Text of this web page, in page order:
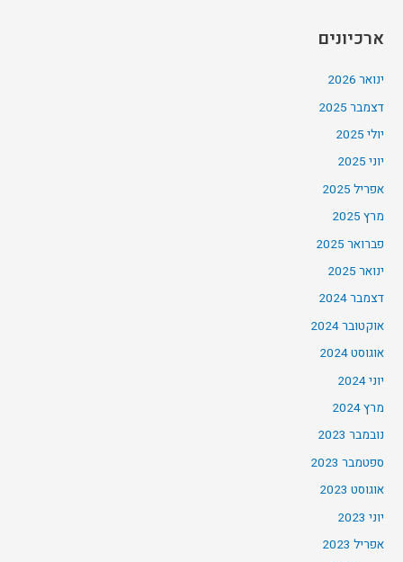
ארכיונים
ינואר 2026
דצמבר 2025
יולי 2025
יוני 2025
אפריל 2025
מרץ 2025
פברואר 2025
ינואר 2025
דצמבר 2024
אוקטובר 2024
אוגוסט 2024
יוני 2024
מרץ 2024
נובמבר 2023
ספטמבר 2023
אוגוסט 2023
יוני 2023
אפריל 2023